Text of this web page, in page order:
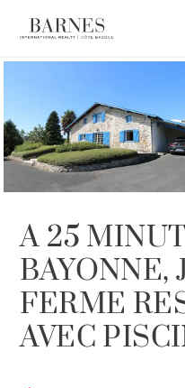
A 25
BAYONNE,
FERME
AVEC